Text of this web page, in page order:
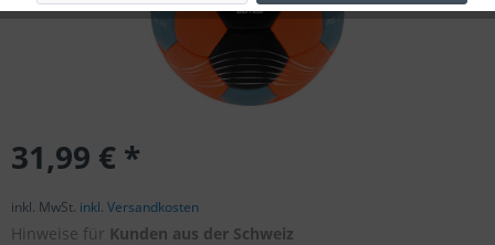
31,99 € *
inkl. MwSt. inkl. Versandkosten
Hinweise für Kunden aus der Schweiz